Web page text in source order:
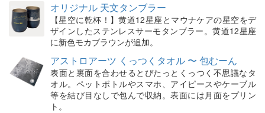
オリジナル 天文タンブラー
【星空に乾杯！】黄道12星座とマウナケアの星空をデ
ザインしたステンレスサーモタンブラー。黄道12星座
に新色モカブラウンが追加。
アストロアーツ くっつくタオル 〜 包むーん
表面と裏面を合わせるとぴたっとくっつく不思議なタ
オル。ペットボトルやスマホ、アイピースやケーブル
等を結び目なしで包んで収納。表面には月面をプリン
ト。